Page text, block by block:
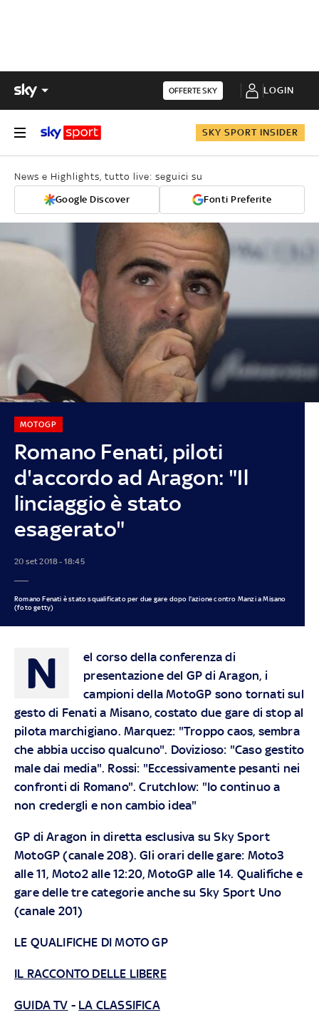
OFFERTE SKY LOGIN
SKY SPORT INSIDER
News e Highlights, tutto live: seguici su
Google Discover Fonti Preferite
Romano Fenati, piloti
d'accordo ad Aragon: "Il
linciaggio è stato
esagerato"
MOTOGP
20 set 2018 - 18:45
Romano Fenati è stato squalificato per due gare dopo l'azione contro Manzi a Misano
(foto getty)
N
el corso della conferenza di
presentazione del GP di Aragon, i
campioni della MotoGP sono tornati sul
gesto di Fenati a Misano, costato due gare di stop al
pilota marchigiano. Marquez: "Troppo caos, sembra
che abbia ucciso qualcuno". Dovizioso: "Caso gestito
male dai media". Rossi: "Eccessivamente pesanti nei
confronti di Romano". Crutchlow: "Io continuo a
non credergli e non cambio idea"
GP di Aragon in diretta esclusiva su Sky Sport
MotoGP (canale 208). Gli orari delle gare: Moto3
alle 11, Moto2 alle 12:20, MotoGP alle 14. Qualifiche e
gare delle tre categorie anche su Sky Sport Uno
(canale 201)
LE QUALIFICHE DI MOTO GP
IL RACCONTO DELLE LIBERE
GUIDA TV - LA CLASSIFICA